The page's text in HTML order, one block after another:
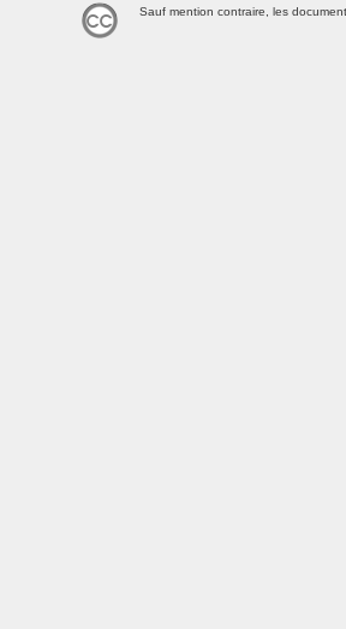
Sauf mention contraire, les